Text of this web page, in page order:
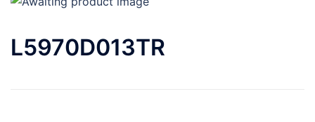
L5970D013TR